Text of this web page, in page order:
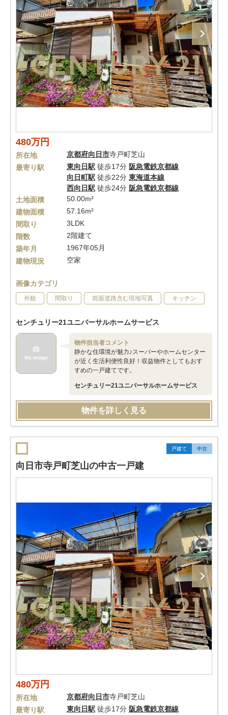
480万円
所在地 京都府向日市寺戸町芝山
最寄り駅
東向日駅 徒歩17分 阪急電鉄京都線
向日町駅 徒歩22分 東海道本線
西向日駅 徒歩24分 阪急電鉄京都線
土地面積
50.00m²
建物面積
57.16m²
間取り
3LDK
階数
2階建て
築年月
1967年05月
建物現況
空家
画像カテゴリ
外観 間取り 前面道路含む現地写真 キッチン
センチュリー21ユニバーサルホームサービス
物件担当者コメント
静かな住環境が魅力♪スーパーやホームセンター
が近く生活利便性良好！収益物件としてもおす
すめの一戸建てです。
センチュリー21ユニバーサルホームサービス
物件を詳しく見る
戸建て 中古
向日市寺戸町芝山の中古一戸建
480万円
所在地 京都府向日市寺戸町芝山
最寄り駅
東向日駅 徒歩17分 阪急電鉄京都線